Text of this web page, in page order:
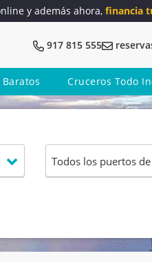
y además ahora, financia
917 815 555
Cruceros Todo